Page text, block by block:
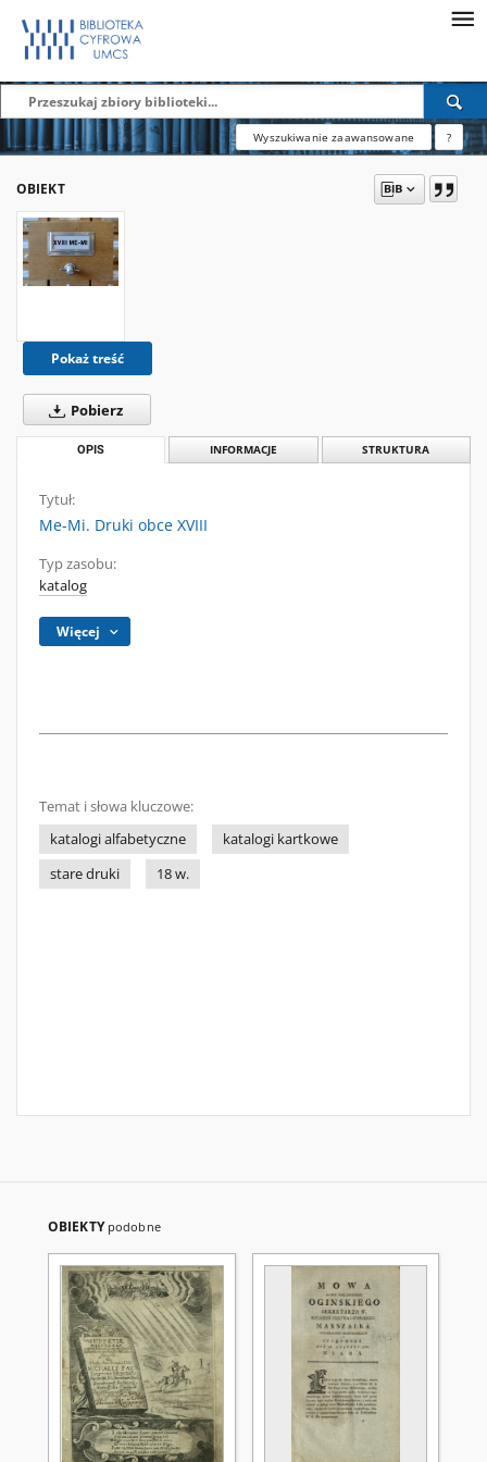
Wyszukiwanie zaawansowane ?
OBIEKT
Pokaż treść
Pobierz
OPIS INFORMACJE STRUKTURA
Tytuł:
Me-Mi. Druki obce XVIII
Typ zasobu:
katalog
Więcej
Temat i słowa kluczowe:
katalogi alfabetyczne
katalogi kartkowe
stare druki
18 w.
OBIEKTY podobne